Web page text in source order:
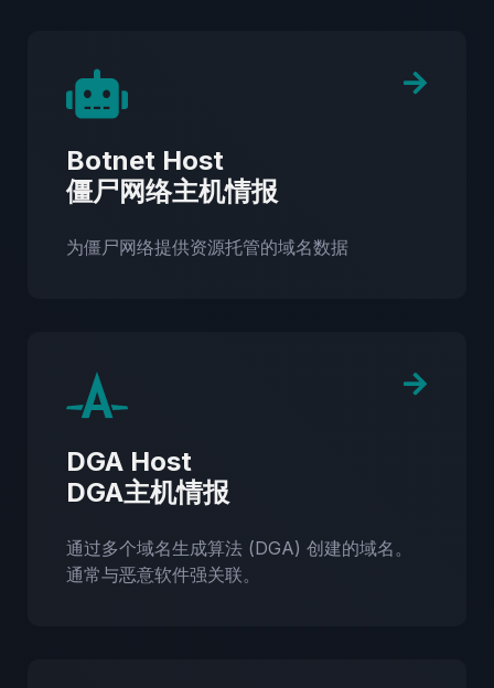
Botnet Host
僵尸网络主机情报
为僵尸网络提供资源托管的域名数据
DGA Host
DGA主机情报
通过多个域名生成算法 (DGA) 创建的域名。
通常与恶意软件强关联。